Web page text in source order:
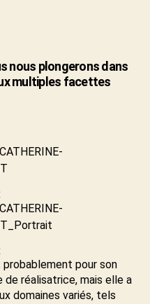
nous plongerons dans
multiples facettes
probablement pour son
de réalisatrice, mais elle a
domaines variés, tels